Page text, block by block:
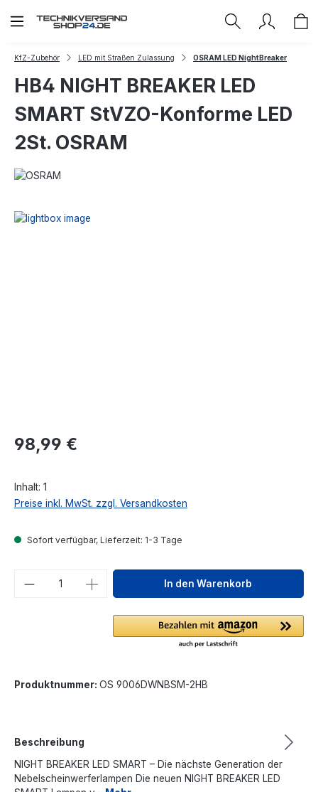
Zum Hauptinhalt springen
KfZ-Zubehör LED mit Straßen Zulassung OSRAM LED NightBreaker
HB4 NIGHT BREAKER LED
SMART StVZO-Konforme LED
2St. OSRAM
Regulärer Preis:
98,99 €
Inhalt: 1
Preise inkl. MwSt. zzgl. Versandkosten
Sofort verfügbar, Lieferzeit: 1-3 Tage
Produkt Anzahl: Gib denIn den Warenkorb
Produktnummer: OS 9006DWNBSM-2HB
Beschreibung
NIGHT BREAKER LED SMART – Die nächste Generation der
Nebelscheinwerferlampen Die neuen NIGHT BREAKER LED